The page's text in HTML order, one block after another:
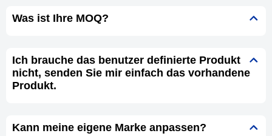
Was ist Ihre MOQ?
Ich brauche das benutzer definierte Produkt
nicht, senden Sie mir einfach das vorhandene
Produkt.
Kann meine eigene Marke anpassen?